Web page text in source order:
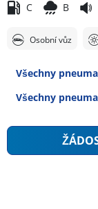
C B
Osobní vůz
Všechny
Všechny